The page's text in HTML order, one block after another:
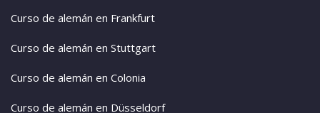
Curso de alemán en Frankfurt
Curso de alemán en Stuttgart
Curso de alemán en Colonia
Curso de alemán en Düsseldorf